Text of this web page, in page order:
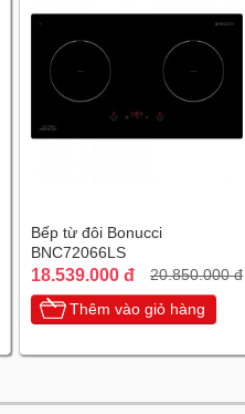
Bếp từ đôi Bonucci
BNC72066LS
18.539.000 đ 20.850.000 đ
Thêm vào giỏ hàng